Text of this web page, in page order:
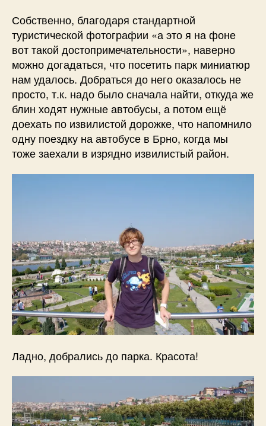
Собственно, благодаря стандартной
туристической фотографии «а это я на фоне
вот такой достопримечательности», наверно
можно догадаться, что посетить парк миниатюр
нам удалось. Добраться до него оказалось не
просто, т.к. надо было сначала найти, откуда же
блин ходят нужные автобусы, а потом ещё
доехать по извилистой дорожке, что напомнило
одну поездку на автобусе в Брно, когда мы
тоже заехали в изрядно извилистый район.
Ладно, добрались до парка. Красота!